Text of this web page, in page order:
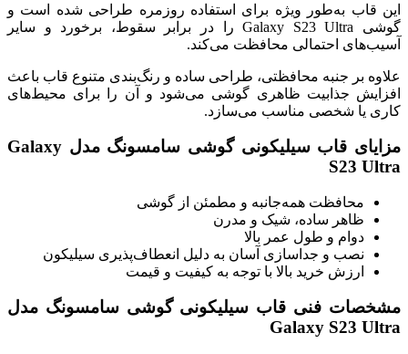
این قاب به‌طور ویژه برای استفاده روزمره طراحی شده است و
گوشی Galaxy S23 Ultra را در برابر سقوط، برخورد و سایر
آسیب‌های احتمالی محافظت می‌کند.
علاوه بر جنبه محافظتی، طراحی ساده و رنگ‌بندی متنوع قاب باعث
افزایش جذابیت ظاهری گوشی می‌شود و آن را برای محیط‌های
کاری یا شخصی مناسب می‌سازد.
مزایای قاب سیلیکونی گوشی سامسونگ مدل Galaxy
S23 Ultra
محافظت همه‌جانبه و مطمئن از گوشی
ظاهر ساده، شیک و مدرن
دوام و طول عمر بالا
نصب و جداسازی آسان به دلیل انعطاف‌پذیری سیلیکون
ارزش خرید بالا با توجه به کیفیت و قیمت
مشخصات فنی قاب سیلیکونی گوشی سامسونگ مدل
Galaxy S23 Ultra